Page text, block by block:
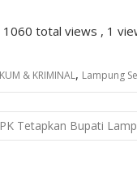
1060 total views , 1
& KRIMINAL, Lampung
Tetapkan Bupati